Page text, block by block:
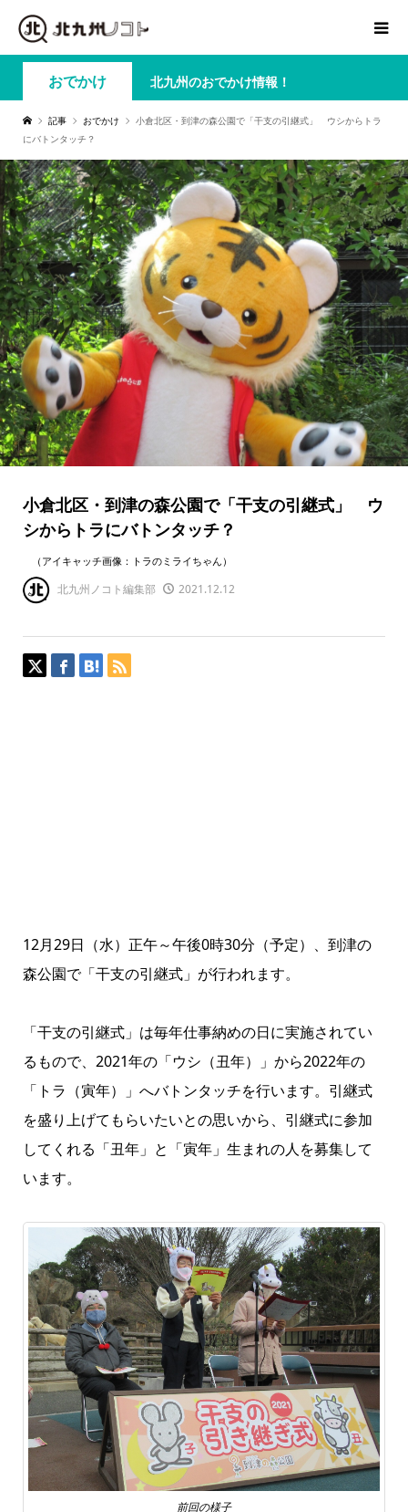
おでかけ 北九州のおでかけ情報！
記事 おでかけ
小倉北区・到津の森公園で「干支の引継式」 ウシからトラ
にバトンタッチ？
小倉北区・到津の森公園で「干支の引継式」 ウ
シからトラにバトンタッチ？
（アイキャッチ画像：トラのミライちゃん）
北九州ノコト編集部 2021.12.12
12月29日（水）正午～午後0時30分（予定）、到津の
森公園で「干支の引継式」が行われます。
「干支の引継式」は毎年仕事納めの日に実施されてい
るもので、2021年の「ウシ（丑年）」から2022年の
「トラ（寅年）」へバトンタッチを行います。引継式
を盛り上げてもらいたいとの思いから、引継式に参加
してくれる「丑年」と「寅年」生まれの人を募集して
います。
前回の様子